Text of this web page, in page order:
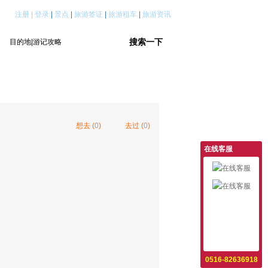
注册 登录 景点 旅游签证 旅游租车 旅游资讯
想去 (0) 去过 (0)
在线客服
0516-82636918